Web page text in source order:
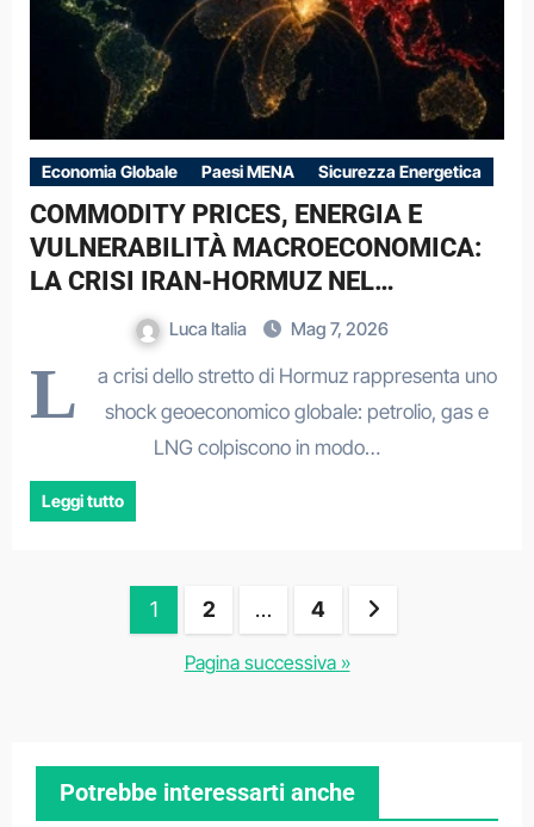
Economia Globale Paesi MENA Sicurezza Energetica
COMMODITY PRICES, ENERGIA E
VULNERABILITÀ MACROECONOMICA:
LA CRISI IRAN-HORMUZ NEL
CONFRONTO CON I GRANDI SHOCK
PETROLIFERI DEL PASSATO
Luca Italia Mag 7, 2026
L
a crisi dello stretto di Hormuz rappresenta uno
shock geoeconomico globale: petrolio, gas e
LNG colpiscono in modo…
Leggi tutto
Paginazione
1 2 … 4
Pagina successiva »
Potrebbe interessarti anche